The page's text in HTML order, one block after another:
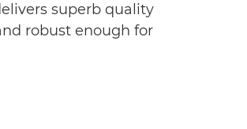
superb quality
robust enough for